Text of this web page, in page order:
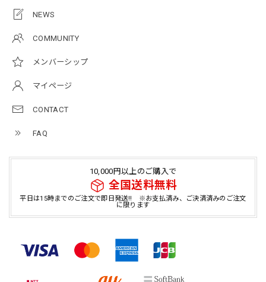
NEWS
COMMUNITY
メンバーシップ
マイページ
CONTACT
FAQ
10,000円以上のご購入で
全国送料無料
平日は15時までのご注文で即日発送!! ※お支払済み、ご決済済みのご注文
に限ります